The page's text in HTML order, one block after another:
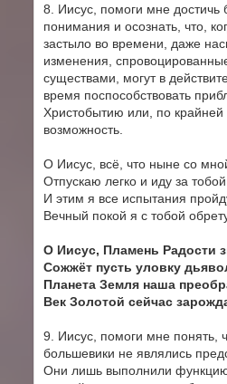
8. Иисус, помоги мне достичь
понимания и осознать, что,
застыло во времени, даже
изменения,
существами, могут в
время поспособствовать
Христобытию или, по
возможность.
О Иисус, всё, что ныне со
Отпускаю легко и иду за тобой.
И этим я все испытания
Вечный покой я с тобой
О Иисус, Пламень Радости
Сожжёт пусть уловку
Планета Земля наша
Век Золотой сейчас
9. Иисус, помоги мне понять,
большевики не являлись
Они лишь выполнили